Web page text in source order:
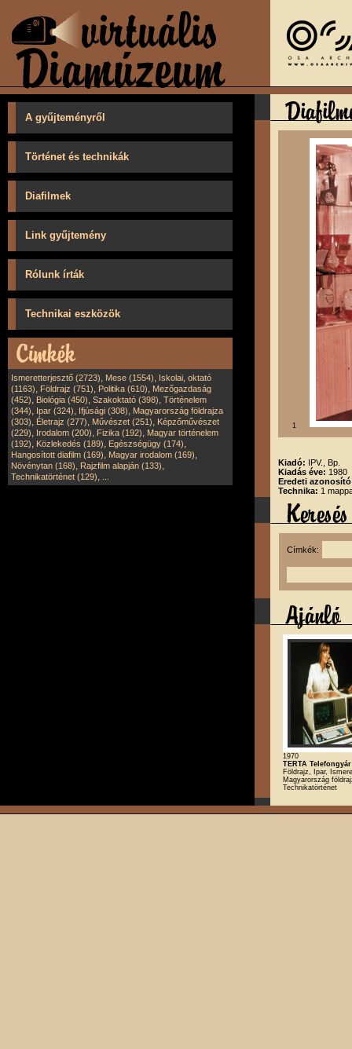
A gyűjteményről
Történet és technikák
Diafilmek
Link gyűjtemény
Rólunk írták
Technikai eszközök
Ismeretterjesztő (2723), Mese (1554), Iskolai, oktató
(1163), Földrajz (751), Politika (610), Mezőgazdaság
(452), Biológia (450), Szakoktató (398), Történelem
(344), Ipar (324), Ifjúsági (308), Magyarország földrajza
(303), Életrajz (277), Művészet (251), Képzőművészet
(229), Irodalom (200), Fizika (192), Magyar történelem
(192), Közlekedés (189), Egészségügy (174),
Hangosított diafilm (169), Magyar irodalom (169),
Növénytan (168), Rajzfilm alapján (133),
Technikatörténet (129),
1
Kiadó: IPV., Bp.
Kiadás éve: 1980
Eredeti
Technika: 1
Címkék:
1970
TERTA
Földrajz, Ipar,
Magyarország
Technikatörténet